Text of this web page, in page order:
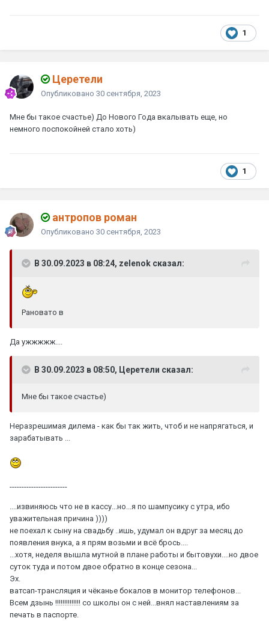
1
Церетели
Опубликовано 30 сентября, 2023
Мне бы такое счастье) До Нового Года вкалывать еще, но
немного поспокойней стало хоть)
1
антропов роман
Опубликовано 30 сентября, 2023
В 30.09.2023 в 08:24, zelenok сказал:
Рановато в
Да ужжжжж....
В 30.09.2023 в 08:50, Церетели сказал:
Мне бы такое счастье)
Неразрешимая дилема - как бы так жить, чтоб и не напрягаться, и
зарабатывать ...
------------------------
....извиняюсь что не в кассу...но...я по шампусику с утра, ибо
уважительная причина ))))
не поехал к сыну на свадьбу ..ишь, удумал он вдруг за месяц до
появления внука, а я прям возьми и всё брось....
...хотя, неделя вышла мутной в плане работы и бытовухи....но двое
суток туда и потом двое обратно в конце сезона...
Эх.
ватсап-трансляция и чёканье бокалов в монитор телефонов...
Всем дзынь !!!!!!!!!!!!!! со школы он с ней...внял наставлениям за
печать в паспорте.